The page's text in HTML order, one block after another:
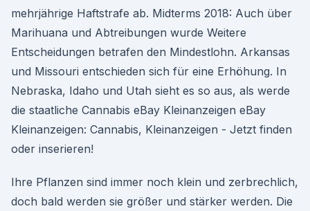
mehrjährige Haftstrafe ab. Midterms 2018: Auch über
Marihuana und Abtreibungen wurde Weitere
Entscheidungen betrafen den Mindestlohn. Arkansas
und Missouri entschieden sich für eine Erhöhung. In
Nebraska, Idaho und Utah sieht es so aus, als werde
die staatliche Cannabis eBay Kleinanzeigen eBay
Kleinanzeigen: Cannabis, Kleinanzeigen - Jetzt finden
oder inserieren!
Ihre Pflanzen sind immer noch klein und zerbrechlich,
doch bald werden sie größer und stärker werden. Die